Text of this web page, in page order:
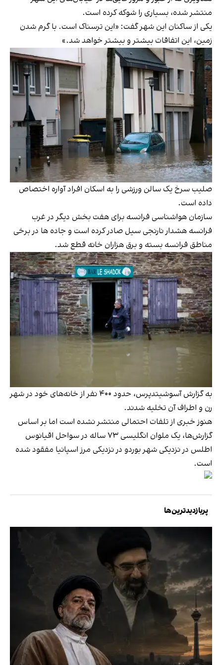
منتشر شده، بسیاری را شوکه کرده است.
یکی از ساکنان این شهر گفت: «این ترسناک است. با گرم شدن
زمین، این اتفاقات بیشتر و بیشتر خواهد شد.»
صلیب سرخ یک سالن ورزشی را به اسکان افراد آواره اختصاص
داده است.
سازمان هواشناسی فرانسه برای هفت بخش دیگر در غرب
فرانسه هشدار نارنجی سیل صادر کرده است و جاده ها در برخی
مناطق فرانسه بسته و برق هزاران خانه قطع شد.
به گزارش آسوشیتدپرس، حدود ۴۰۰ نفر از خانه‌های خود در شهر
رن و اطراف آن تخلیه شدند.
هنوز خبری از تلفات احتمالی منتشر نشده است اما بر اساس
گزارش‌ها، یک ملوان انگلیسی ۷۳ ساله در سواحل اقیانوس
اطلس در نزدیکی شهر بوردو در نزدیکی مرز اسپانیا مفقود شده
است.
پربازدیدترین‌ها